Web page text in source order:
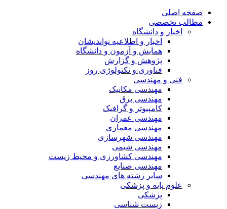
صفحه اصلی
مطالب تخصصی
اخبار و دانشگاه
اخبار و اطلاعیه نواندیشان
همایش و آزمون و دانشگاه
پژوهش و گزارش
فناوری و تکنولوژی روز
فنی و مهندسی
مهندسی مکانیک
مهندسی برق
کامپیوتر و گرافیک
مهندسی عمران
مهندسی معماری
مهندسی شهرسازی
مهندسی شیمی
مهندسی کشاورزی و محیط زیست
مهندسی صنایع
سایر رشته های مهندسی
علوم پایه و پزشکی
پزشکی
زیست شناسی